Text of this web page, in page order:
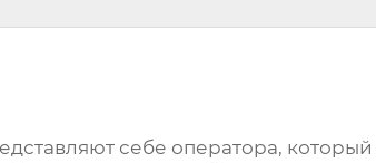
себе оператора,